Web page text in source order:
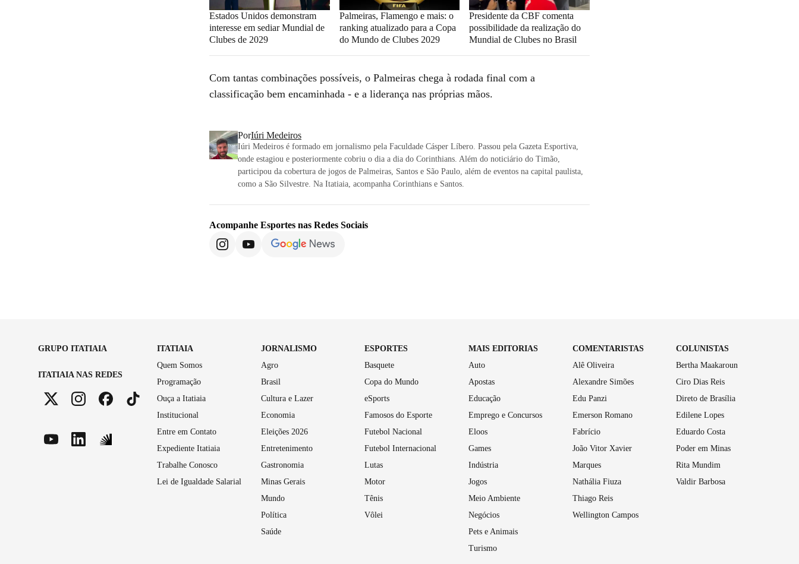
Estados Unidos demonstram
interesse em sediar Mundial de
Clubes de 2029
Palmeiras, Flamengo e mais: o
ranking atualizado para a Copa
do Mundo de Clubes 2029
Presidente da CBF comenta
possibilidade da realização do
Mundial de Clubes no Brasil
Com tantas combinações possíveis, o Palmeiras chega à rodada final com a
classificação bem encaminhada - e a liderança nas próprias mãos.
PorIúri Medeiros
Iúri Medeiros é formado em jornalismo pela Faculdade Cásper Líbero. Passou pela Gazeta Esportiva,
onde estagiou e posteriormente cobriu o dia a dia do Corinthians. Além do noticiário do Timão,
participou da cobertura de jogos de Palmeiras, Santos e São Paulo, além de eventos na capital paulista,
como a São Silvestre. Na Itatiaia, acompanha Corinthians e Santos.
Acompanhe Esportes nas Redes Sociais
GRUPO ITATIAIA
ITATIAIA NAS REDES
ITATIAIA
Quem Somos
Programação
Ouça a Itatiaia
Institucional
Entre em Contato
Expediente Itatiaia
Trabalhe Conosco
Lei de Igualdade Salarial
JORNALISMO
Agro
Brasil
Cultura e Lazer
Economia
Eleições 2026
Entretenimento
Gastronomia
Minas Gerais
Mundo
Política
Saúde
ESPORTES
Basquete
Copa do Mundo
eSports
Famosos do Esporte
Futebol Nacional
Futebol Internacional
Lutas
Motor
Tênis
Vôlei
MAIS EDITORIAS
Auto
Apostas
Educação
Emprego e Concursos
Eloos
Games
Indústria
Jogos
Meio Ambiente
Negócios
Pets e Animais
Turismo
COMENTARISTAS
Alê Oliveira
Alexandre Simões
Edu Panzi
Emerson Romano
Fabrício
João Vitor Xavier
Marques
Nathália Fiuza
Thiago Reis
Wellington Campos
COLUNISTAS
Bertha Maakaroun
Ciro Dias Reis
Direto de Brasília
Edilene Lopes
Eduardo Costa
Poder em Minas
Rita Mundim
Valdir Barbosa